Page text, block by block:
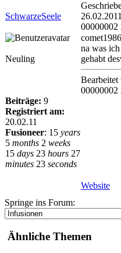
SchwarzeSeele
26.02.2011
00000002
Neuling
Beiträge: 9
Registriert am:
20.02.11
Fusioneer: 15 years
5 months 2 weeks
15 days 23 hours 27
minutes 23 seconds
comet1986
na was
gehabt
Bearbeitet
00000002
Website
Springe ins Forum:
Ähnliche Themen